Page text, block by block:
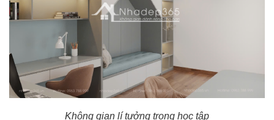
Không gian lí tưởng trong học tập